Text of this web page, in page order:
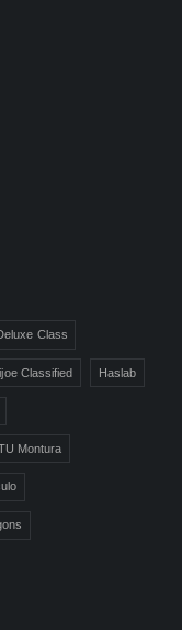
Class
Classified Haslab
Montura